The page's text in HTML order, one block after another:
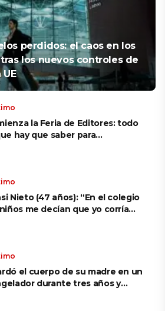
perdidos: el caos en los
los nuevos controles de
la Feria de Editores: todo
hay que saber para
Nieto (47 años): “En el colegio
me decían que yo corría
el cuerpo de su madre en un
durante tres años y